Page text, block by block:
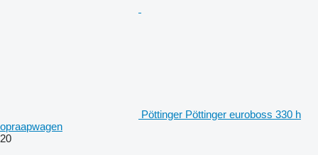
Pöttinger Pöttinger euroboss 330 h
opraapwagen
20